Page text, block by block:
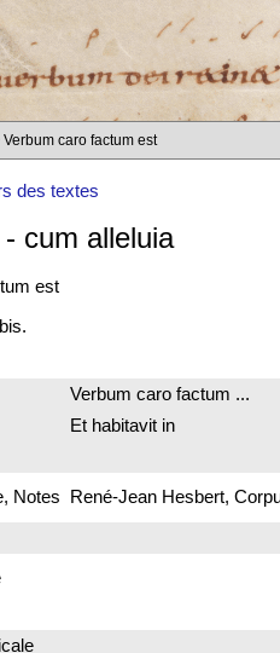
Verbum caro factum est
des textes
cum alleluia
est
Verbum caro factum ...
Et habitavit in
Notes René-Jean Hesbert,